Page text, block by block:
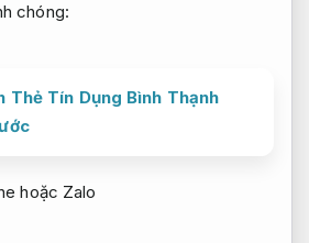
chóng:
Thẻ Tín Dụng Bình Thạnh
hoặc Zalo